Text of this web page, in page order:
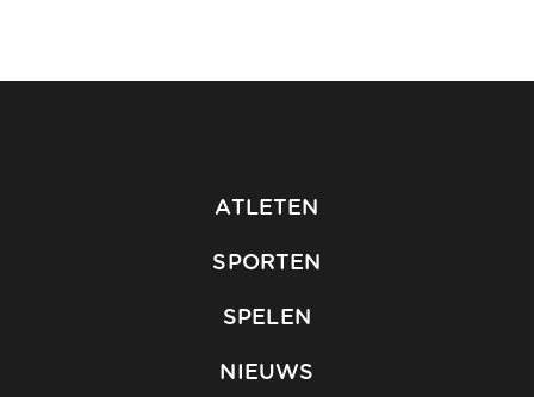
ATLETEN
SPORTEN
SPELEN
NIEUWS